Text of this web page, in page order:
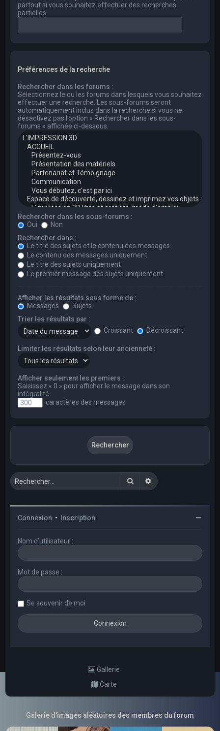
partout si vous souhaitez effectuer des recherches
partielles.
Préférences de la recherche
Rechercher dans les forums :
Sélectionnez le ou les forums dans lesquels vous souhaitez
effectuer une recherche. Les sous-forums seront
automatiquement inclus dans la recherche si vous ne
désactivez pas l’option « Rechercher dans les sous-
forums » affichée ci-dessous.
Rechercher dans les sous-forums :
Oui
Non
Rechercher dans :
Le titre des sujets et le contenu des messages
Le contenu des messages uniquement
Le titre des sujets uniquement
Le premier message des sujets uniquement
Afficher les résultats sous forme de :
Messages
Sujets
Trier les résultats par :
Croissant
Décroissant
Limiter les résultats selon leur ancienneté :
Afficher seulement les premiers :
Saisissez « 0 » pour afficher le message dans son
intégralité.
caractères des messages
RechercherRecherche avancée
Connexion • Inscription
Nom d’utilisateur :
Mot de passe :
Se souvenir de moi
Gallerie
Carte
Galerie d'images aléatoires des membres du forum